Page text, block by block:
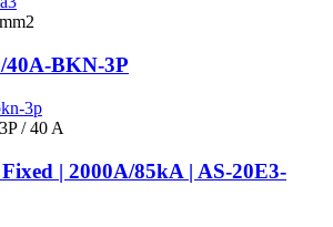
BKN-3P
/ 40 A
| 2000A/85kA | AS-20E3-